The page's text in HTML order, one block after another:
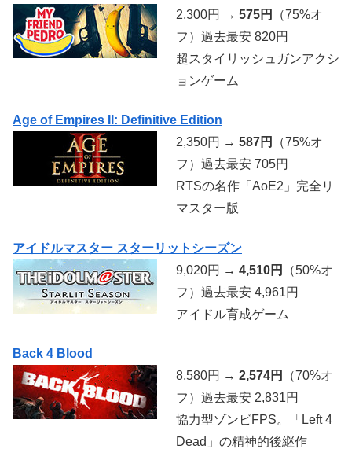
2,300円 → 575円
（75%オ
フ）過去最安 820円
超スタイリッシュガンアクシ
ョンゲーム
Age of Empires II: Definitive Edition
2,350円 → 587円
（75%オ
フ）過去最安 705円
RTSの名作「AoE2」完全リ
マスター版
アイドルマスター スターリットシーズン
9,020円 → 4,510円
（50%オ
フ）過去最安 4,961円
アイドル育成ゲーム
Back 4 Blood
8,580円 → 2,574円
（70%オ
フ）過去最安 2,831円
協力型ゾンビFPS。「Left 4
Dead」の精神的後継作